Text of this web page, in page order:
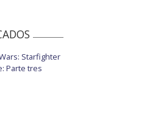
Starfighter
Parte tres